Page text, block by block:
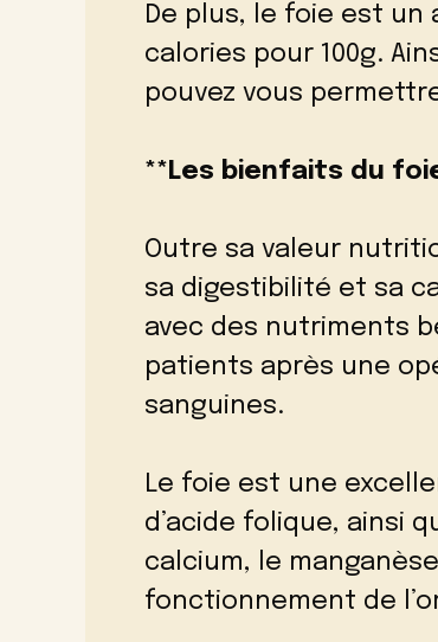
De plus, le foie est un
calories pour 100g.
pouvez vous
**Les bienfaits du
Outre sa valeur
sa digestibilité et sa
avec des nutriments
patients après une
sanguines.
Le foie est une
d’acide folique, ainsi
calcium, le
fonctionnement de